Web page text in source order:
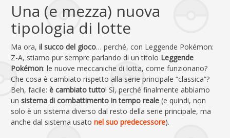
Una (e mezza) nuova
tipologia di lotte
Ma ora, il succo del gioco… perché, con Leggende Pokémon:
Z-A, stiamo pur sempre parlando di un titolo Leggende
Pokémon: le nuove meccaniche di lotta, come funzionano?
Che cosa è cambiato rispetto alla serie principale “classica”?
Beh, facile: è cambiato tutto! Sì, perché finalmente abbiamo
un sistema di combattimento in tempo reale (e quindi, non
solo è un sistema diverso dal resto della serie principale, ma
anche dal sistema usato nel suo predecessore).